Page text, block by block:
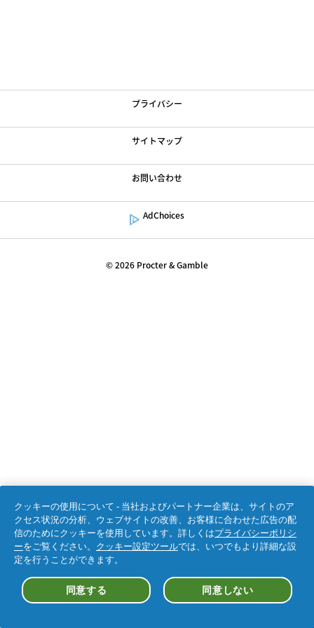
プライバシー
サイトマップ
お問い合わせ
AdChoices
©2026 Procter & Gamble
クッキーの使用について - 当社およびパートナー企業は、サイトのア
クセス状況の分析、ウェブサイトの改善、お客様に合わせた広告の配
信のためにクッキーを使用しています。詳しくはプライバシーポリシ
ーをご覧ください。 クッキー設定ツールでは、いつでもより詳細な設
定を行うことができます。
同意する 同意しない